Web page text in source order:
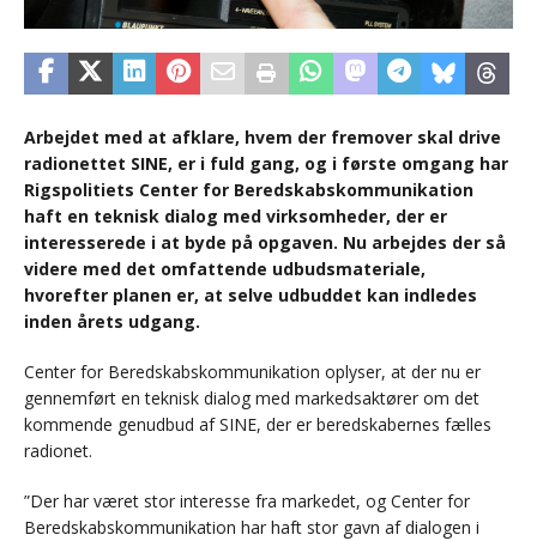
Arbejdet med at afklare, hvem der fremover skal drive
radionettet SINE, er i fuld gang, og i første omgang har
Rigspolitiets Center for Beredskabskommunikation
haft en teknisk dialog med virksomheder, der er
interesserede i at byde på opgaven. Nu arbejdes der så
videre med det omfattende udbudsmateriale,
hvorefter planen er, at selve udbuddet kan indledes
inden årets udgang.
Center for Beredskabskommunikation oplyser, at der nu er
gennemført en teknisk dialog med markedsaktører om det
kommende genudbud af SINE, der er beredskabernes fælles
radionet.
”Der har været stor interesse fra markedet, og Center for
Beredskabskommunikation har haft stor gavn af dialogen i